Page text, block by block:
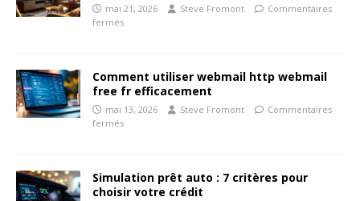
mai 21, 2026 Steve Fromont
Commentaires
fermés
Comment utiliser webmail http webmail
free fr efficacement
mai 13, 2026 Steve Fromont
Commentaires
fermés
Simulation prêt auto : 7 critères pour
choisir votre crédit